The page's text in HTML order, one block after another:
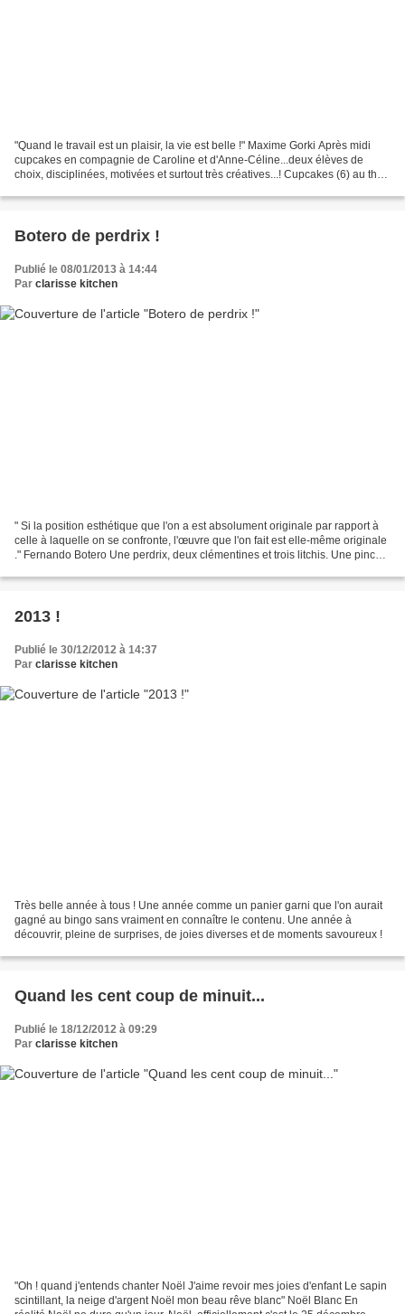
"Quand le travail est un plaisir, la vie est belle !" Maxime Gorki Après midi
cupcakes en compagnie de Caroline et d'Anne-Céline...deux élèves de
choix, disciplinées, motivées et surtout très créatives...! Cupcakes (6) au thé
Botero de perdrix !
Publié le 08/01/2013 à 14:44
Par clarisse kitchen
" Si la position esthétique que l'on a est absolument originale par rapport à
celle à laquelle on se confronte, l'œuvre que l'on fait est elle-même originale
." Fernando Botero Une perdrix, deux clémentines et trois litchis. Une pincée
2013 !
Publié le 30/12/2012 à 14:37
Par clarisse kitchen
Très belle année à tous ! Une année comme un panier garni que l'on aurait
gagné au bingo sans vraiment en connaître le contenu. Une année à
découvrir, pleine de surprises, de joies diverses et de moments savoureux !
Quand les cent coup de minuit...
Publié le 18/12/2012 à 09:29
Par clarisse kitchen
"Oh ! quand j'entends chanter Noël J'aime revoir mes joies d'enfant Le sapin
scintillant, la neige d'argent Noël mon beau rêve blanc" Noël Blanc En